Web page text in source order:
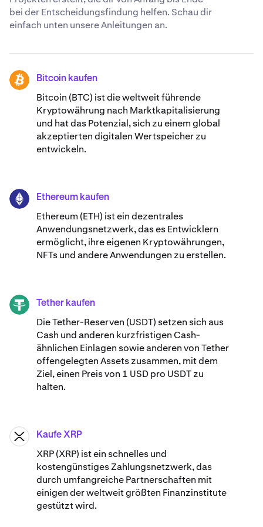
bei der Entscheidungsfindung helfen. Schau dir
einfach unten unsere Anleitungen an.
BTC Bitcoin kaufen
Bitcoin (BTC) ist die weltweit führende
Kryptowährung nach Marktkapitalisierung
und hat das Potenzial, sich zu einem global
akzeptierten digitalen Wertspeicher zu
entwickeln.
ETH Ethereum kaufen
Ethereum (ETH) ist ein dezentrales
Anwendungsnetzwerk, das es Entwicklern
ermöglicht, ihre eigenen Kryptowährungen,
NFTs und andere Anwendungen zu erstellen.
USDT Tether kaufen
Die Tether-Reserven (USDT) setzen sich aus
Cash und anderen kurzfristigen Cash-
ähnlichen Einlagen sowie anderen von Tether
offengelegten Assets zusammen, mit dem
Ziel, einen Preis von 1 USD pro USDT zu
halten.
XRP Kaufe XRP
XRP (XRP) ist ein schnelles und
kostengünstiges Zahlungsnetzwerk, das
durch umfangreiche Partnerschaften mit
einigen der weltweit größten Finanzinstitute
gestützt wird.